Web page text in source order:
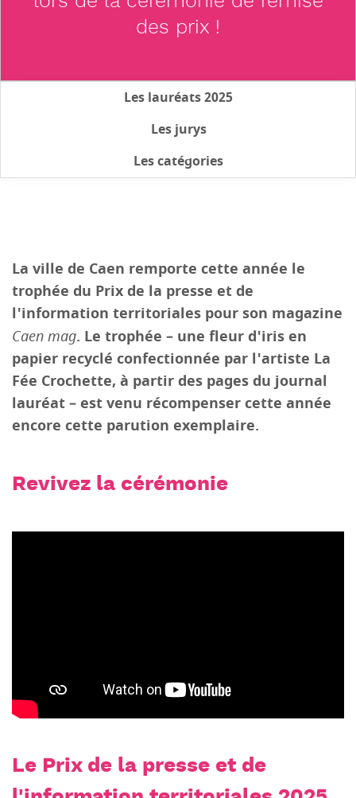
des prix !
Les lauréats 2025
Les jurys
Les catégories
La ville de Caen remporte cette année le
trophée du Prix de la presse et de
l'information territoriales pour son magazine
Caen mag. Le trophée – une fleur d'iris en
papier recyclé confectionnée par l'artiste La
Fée Crochette, à partir des pages du journal
lauréat – est venu récompenser cette année
encore cette parution exemplaire.
Revivez la cérémonie
Le Prix de la presse et de